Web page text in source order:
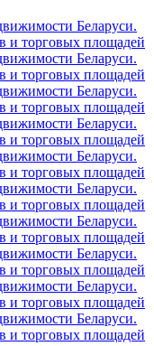
Беларуси.
и торговых площадей
Беларуси.
и торговых площадей
Беларуси.
и торговых площадей
Беларуси.
и торговых площадей
Беларуси.
и торговых площадей
Беларуси.
и торговых площадей
Беларуси.
и торговых площадей
Беларуси.
и торговых площадей
Беларуси.
и торговых площадей
Беларуси.
и торговых площадей